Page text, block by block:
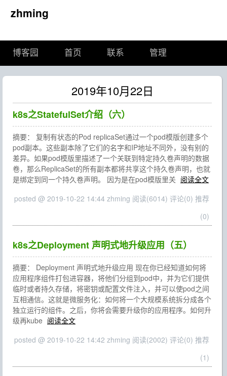
zhming
博客园 首页 联系 管理
2019年10月22日
k8s之StatefulSet介绍（六）
摘要： 复制有状态的Pod replicaSet通过一个pod模版创建多个
pod副本。这些副本除了它们的名字和IP地址不同外，没有别的
差异。如果pod模版里描述了一个关联到特定持久卷声明的数据
卷，那么ReplicaSet的所有副本都将共享这个持久卷声明，也就
是绑定到同一个持久卷声明。 因为是在pod模版里关 阅读全文
posted @ 2019-10-22 14:44 zhming 阅读(6014) 评论(0) 推荐
(0)
k8s之Deployment 声明式地升级应用（五）
摘要： Deployment 声明式地升级应用 现在你已经知道如何将
应用程序组件打包进容器，将他们分组到pod中，并为它们提供
临时或者持久存储，将密钥或配置文件注入，并可以使pod之间
互相通信。这就是微服务化：如何将一个大规模系统拆分成各个
独立运行的组件。之后，你将会需要升级你的应用程序。如何升
级再kube 阅读全文
posted @ 2019-10-22 14:42 zhming 阅读(2002) 评论(0) 推荐
(1)